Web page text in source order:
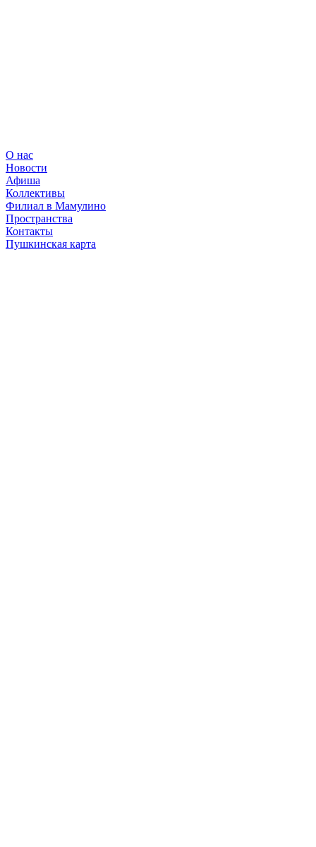
О нас
Новости
Афиша
Коллективы
Филиал в Мамулино
Пространства
Контакты
Пушкинская карта